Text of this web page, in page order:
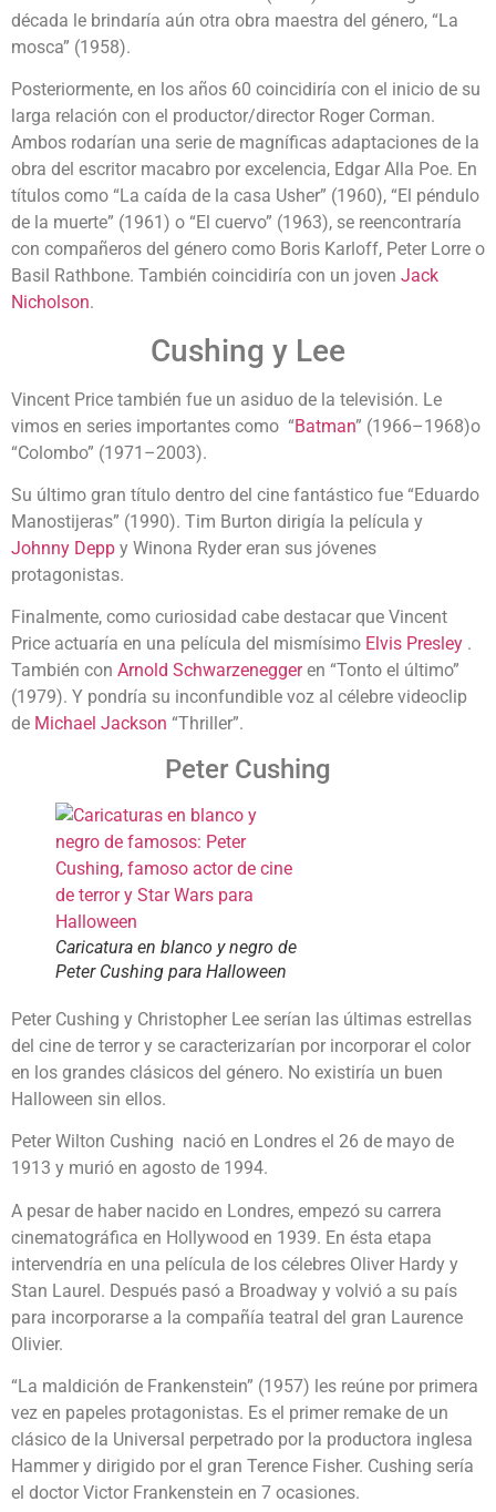
década le brindaría aún otra obra maestra del género, “La
mosca” (1958).
Posteriormente, en los años 60 coincidiría con el inicio de su
larga relación con el productor/director Roger Corman.
Ambos rodarían una serie de magníficas adaptaciones de la
obra del escritor macabro por excelencia, Edgar Alla Poe. En
títulos como “La caída de la casa Usher” (1960), “El péndulo
de la muerte” (1961) o “El cuervo” (1963), se reencontraría
con compañeros del género como Boris Karloff, Peter Lorre o
Basil Rathbone. También coincidiría con un joven Jack
Nicholson.
Cushing y Lee
Vincent Price también fue un asiduo de la televisión. Le
vimos en series importantes como “Batman” (1966–1968)o
“Colombo” (1971–2003).
Su último gran título dentro del cine fantástico fue “Eduardo
Manostijeras” (1990). Tim Burton dirigía la película y
Johnny Depp y Winona Ryder eran sus jóvenes
protagonistas.
Finalmente, como curiosidad cabe destacar que Vincent
Price actuaría en una película del mismísimo Elvis Presley .
También con Arnold Schwarzeneggeren “Tonto el último”
(1979). Y pondría su inconfundible voz al célebre videoclip
de Michael Jackson “Thriller”.
Peter Cushing
Caricatura en blanco y negro de
Peter Cushing para Halloween
Peter Cushing y Christopher Lee serían las últimas estrellas
del cine de terror y se caracterizarían por incorporar el color
en los grandes clásicos del género. No existiría un buen
Halloween sin ellos.
Peter Wilton Cushing nació en Londres el 26 de mayo de
1913 y murió en agosto de 1994.
A pesar de haber nacido en Londres, empezó su carrera
cinematográfica en Hollywood en 1939. En ésta etapa
intervendría en una película de los célebres Oliver Hardy y
Stan Laurel. Después pasó a Broadway y volvió a su país
para incorporarse a la compañía teatral del gran Laurence
Olivier.
“La maldición de Frankenstein” (1957) les reúne por primera
vez en papeles protagonistas. Es el primer remake de un
clásico de la Universal perpetrado por la productora inglesa
Hammer y dirigido por el gran Terence Fisher. Cushing sería
el doctor Victor Frankenstein en 7 ocasiones.